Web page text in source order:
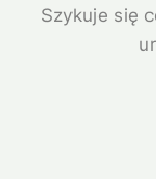
Szykuje się